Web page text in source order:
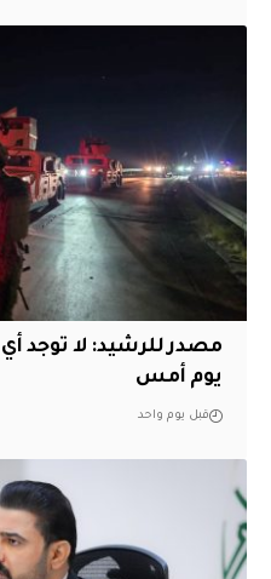
مصدر للرشيد: لا توجد
يوم أمس
قبل يوم واحد